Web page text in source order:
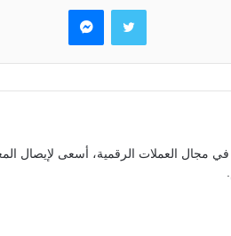
تويتر ماسنجر
مجال العملات الرقمية، أسعى لإيصال